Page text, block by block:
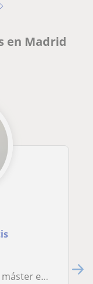
en Madrid
y niveles en Madrid